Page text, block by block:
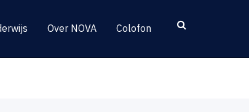
Over NOVA Colofon